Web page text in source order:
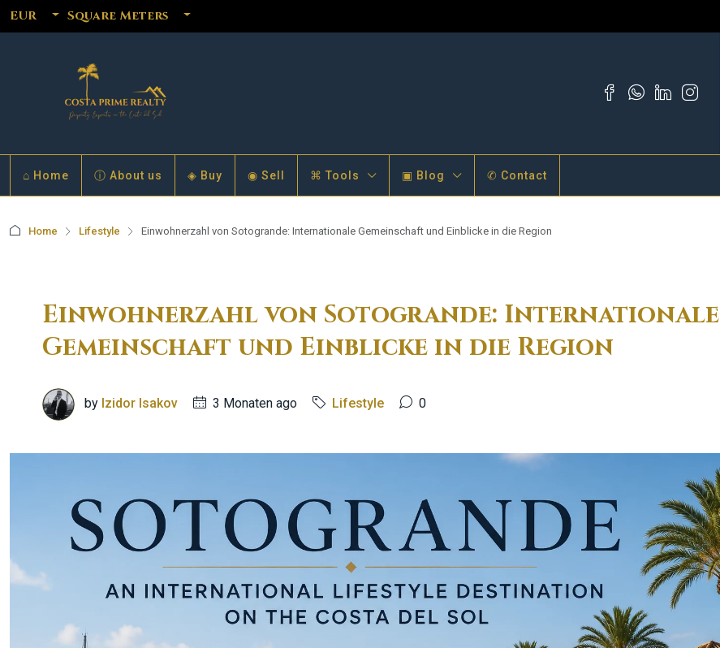
EUR Square Meters
⌂ Home ⓘ About us ◈ Buy ◉ Sell ⌘ Tools ▣ Blog ✆ Contact
Home Lifestyle Einwohnerzahl von Sotogrande: Internationale Gemeinschaft und Einblicke in die Region
Einwohnerzahl von Sotogrande: Internationale
Gemeinschaft und Einblicke in die Region
by Izidor Isakov 3 Monaten ago Lifestyle 0